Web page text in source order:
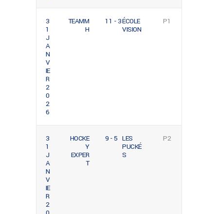
3
1
J
A
N
V
IE
R
2
0
2
6
TEAMM
H
11 - 3ÉCOLE
VISION
P1
3
1
J
A
N
V
IE
R
2
HOCKE
Y
EXPER
T
9 - 5 LES
PUCKÉ
S
P2